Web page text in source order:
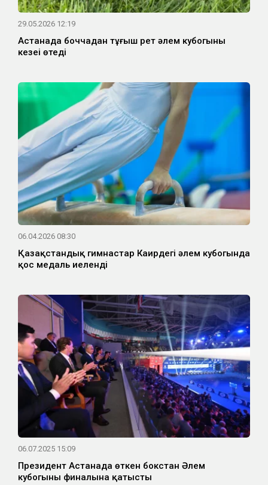
29.05.2026 12:19
Астанада боччадан тұңғыш рет әлем кубогының
кезеңі өтеді
06.04.2026 08:30
Қазақстандық гимнастар Каирдегі әлем кубогында
қос медаль иеленді
06.07.2025 15:09
Президент Астанада өткен бокстан Әлем
кубогының финалына қатысты